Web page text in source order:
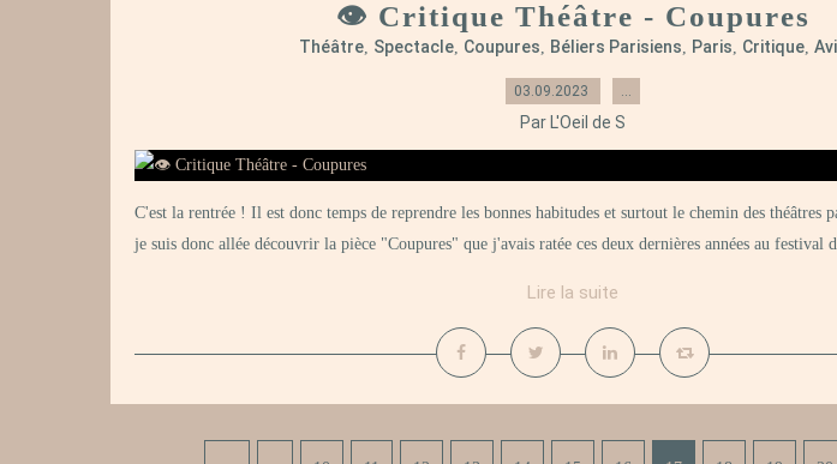
👁️ Critique Théâtre - Coupures
Théâtre, Spectacle, Coupures, Béliers Parisiens, Paris, Critique,
03.09.2023 …
Par L'Oeil de S
C'est la rentrée ! Il est donc temps de reprendre les bonnes habitudes et surtout le chemin des théâtres
je suis donc allée découvrir la pièce "Coupures" que j'avais ratée ces deux dernières années au festival
Lire la suite